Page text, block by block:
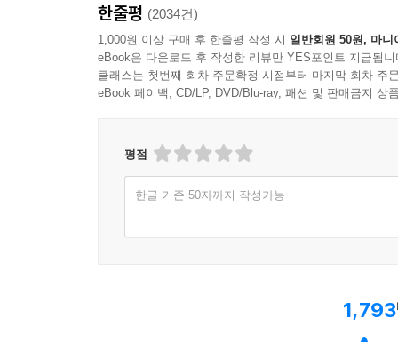
한줄평 (2034건)
1,000원 이상 구매 후 한줄평 작성 시 일반회원 50원, 마니
eBook은 다운로드 후 작성한 리뷰만 YES포인트 지급됩니
클래스는 첫번째 회차 주문확정 시점부터 마지막 회차 주
eBook 페이백, CD/LP, DVD/Blu-ray, 패션 및 판매금지 상
평점
한글 기준 50자까지 작성가능
1,793